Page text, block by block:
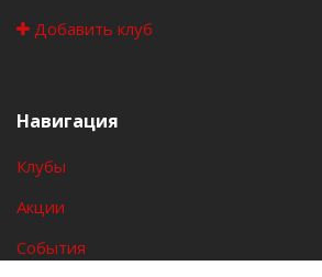
Добавить клуб
Навигация
Клубы
Акции
События